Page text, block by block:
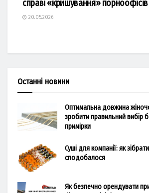
справі «кришування»
20.05.2026
Останні новини
Оптимальна довжина
зробити правильний вибір
примірки
Суші для компанії: як
сподобалося
Як безпечно орендувати